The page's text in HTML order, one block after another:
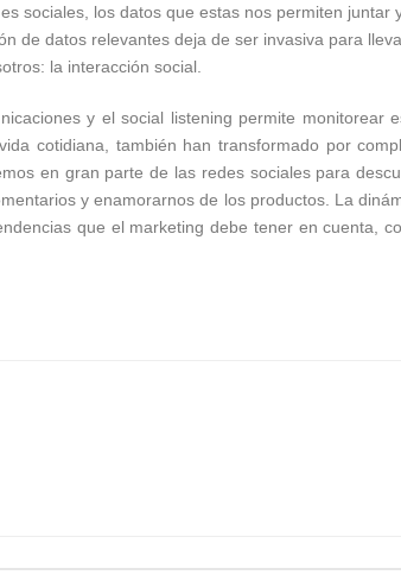
sociales, los datos que estas nos permiten juntar
de datos relevantes deja de ser invasiva para
la interacción social.
y el social listening permite monitorear
cotidiana, también han transformado por
en gran parte de las redes sociales para
y enamorarnos de los productos. La
que el marketing debe tener en cuenta,